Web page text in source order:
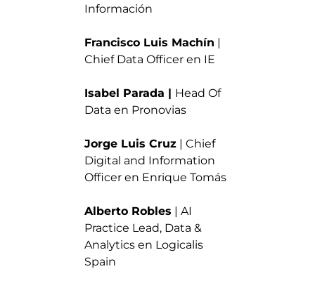
Información
Francisco Luis Machín |
Chief Data Officer en IE
Isabel Parada | Head Of
Data en Pronovias
Jorge Luis Cruz | Chief
Digital and Information
Officer en Enrique Tomás
Alberto Robles | AI
Practice Lead, Data &
Analytics en Logicalis
Spain